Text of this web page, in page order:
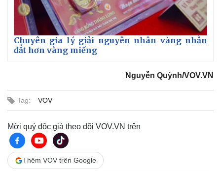
Kinh tế
Bất động sản
Khởi nghiệp
Thị trường
Giá vàng
Chứng khoán
Chuyên gia lý giải nguyên nhân vàng nhẫn
đắt hơn vàng miếng
Nguyễn Quỳnh/VOV.VN
Tag: VOV
Mời quý độc giả theo dõi VOV.VN trên
Thêm VOV trên Google